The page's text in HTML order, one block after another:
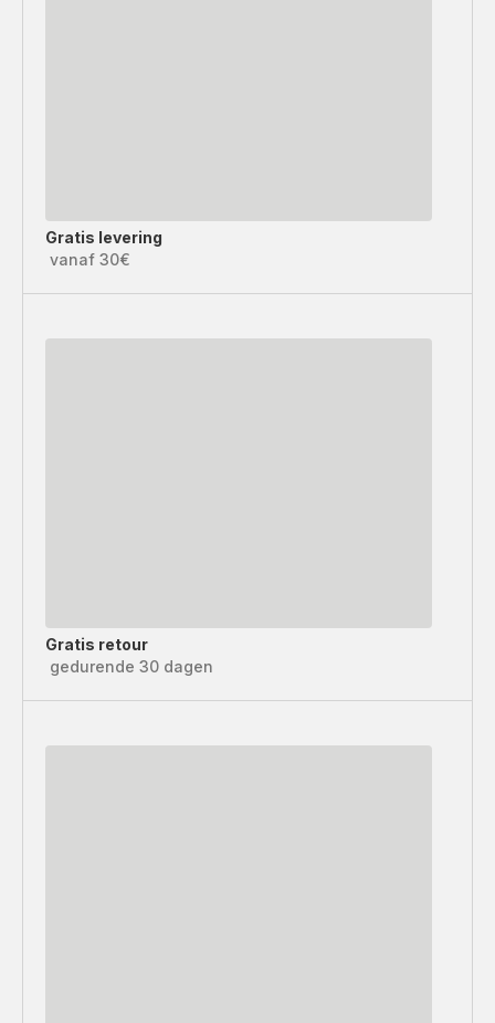
Gratis levering
vanaf 30€
Gratis retour
gedurende 30 dagen